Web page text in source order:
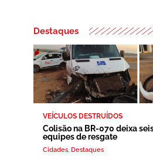
Destaques
VEÍCULOS DESTRUÍDOS
Colisão na BR-070 deixa
equipes de resgate
Cidades, Destaques